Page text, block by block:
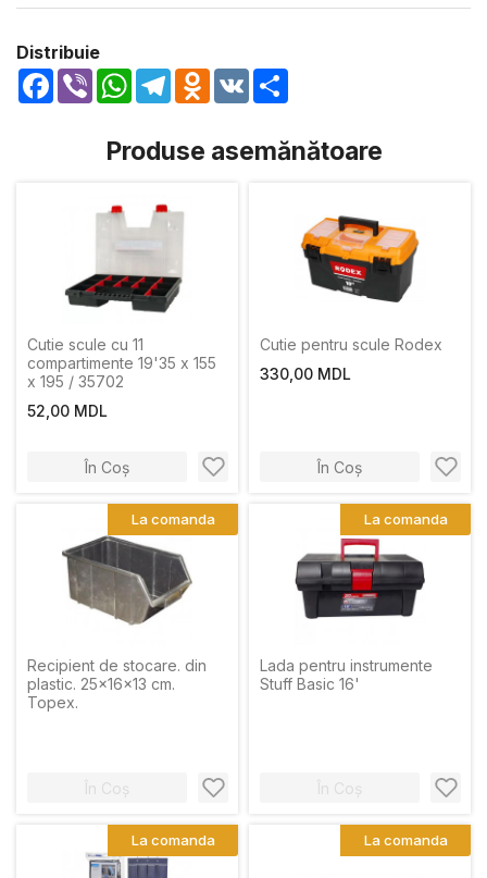
Distribuie
Facebook
Viber WhatsApp
TelegramOdnoklassniki
VK
Produse asemănătoare
Cutie scule cu 11
compartimente 19'35 x 155
x 195 / 35702
52,00 MDL
În Coș
Cutie pentru scule Rodex
330,00 MDL
În Coș
Recipient de stocare. din
plastic. 25x16x13 cm.
Topex.
În Coș
La comanda
Lada pentru instrumente
Stuff Basic 16'
În Coș
La comanda
La comanda La comanda